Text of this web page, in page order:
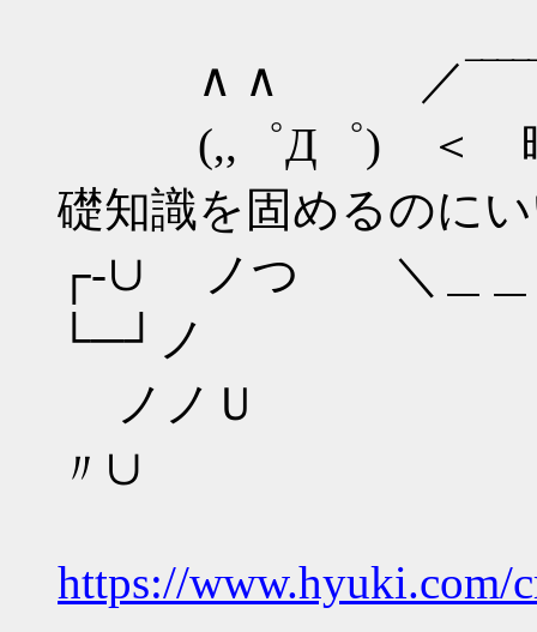
∧ ∧ ／
(,,゜Д゜) ＜ 暗号
礎知識を固めるのに
┌-∪ ノつ ＼＿＿
└─┘ノ
ノノＵ
〃∪
https://www.hyuki.com/